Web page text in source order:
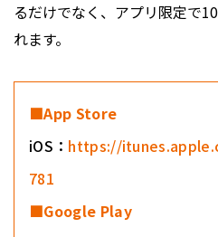
るだけでなく、アプリ限定で
れます。
■App Store
iOS： https://
781
■Google Play